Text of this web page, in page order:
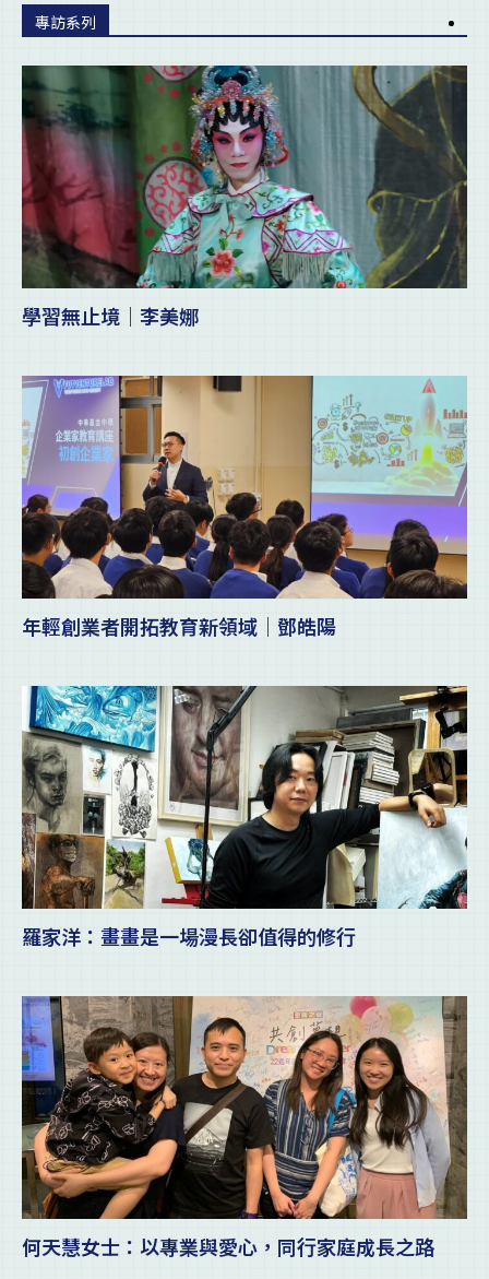
專訪系列
學習無止境｜李美娜
年輕創業者開拓教育新領域｜鄧皓陽
羅家洋：畫畫是一場漫長卻值得的修行
何天慧女士：以專業與愛心，同行家庭成長之路